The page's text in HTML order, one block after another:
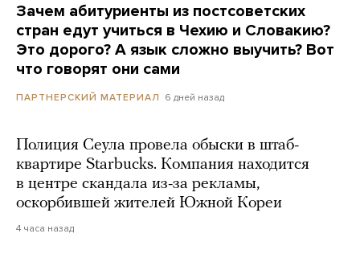
Зачем абитуриенты из постсоветских
стран едут учиться в Чехию и Словакию?
Это дорого? А язык сложно выучить? Вот
что говорят они сами
ПАРТНЕРСКИЙ МАТЕРИАЛ 6 дней назад
Полиция Сеула провела обыски в штаб-
квартире Starbucks. Компания находится
в центре скандала из-за рекламы,
оскорбившей жителей Южной Кореи
4 часа назад